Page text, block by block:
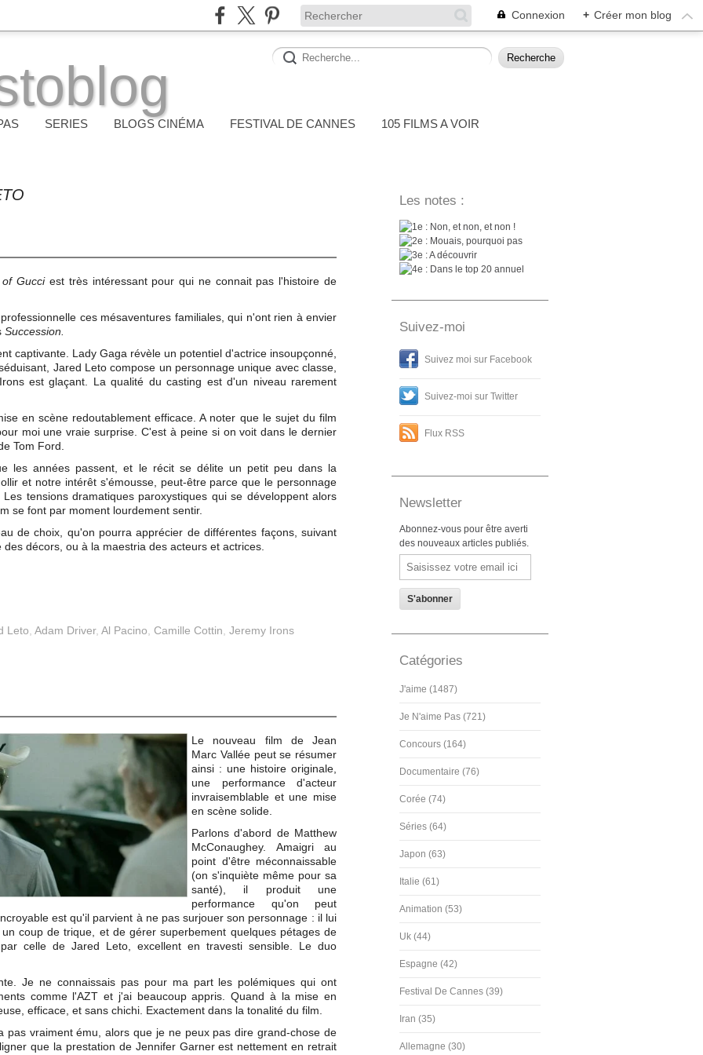
Connexion + Créer mon blog
SERIES BLOGS CINÉMA FESTIVAL DE CANNES 105 FILMS A VOIR
Gucciest très intéressant pour qui ne connait pas l'histoire de
ces mésaventures familiales, qui n'ont rien à envier
Succession.
captivante. Lady Gaga révèle un potentiel d'actrice insoupçonné,
Jared Leto compose un personnage unique avec classe,
est glaçant. La qualité du casting est d'un niveau rarement
en scène redoutablement efficace. A noter que le sujet du film
moi une vraie surprise. C'est à peine si on voit dans le dernier
Tom Ford.
les années passent, et le récit se délite un petit peu dans la
et notre intérêt s'émousse, peut-être parce que le personnage
tensions dramatiques paroxystiques qui se développent alors
se font par moment lourdement sentir.
de choix, qu'on pourra apprécier de différentes façons, suivant
décors, ou à la maestria des acteurs et actrices.
Leto Adam Driver, Al Pacino Camille Cottin Jeremy Irons
Le nouveau film de Jean
Marc Vallée peut se résumer
ainsi : une histoire originale,
une performance d'acteur
invraisemblable et une mise
en scène solide.
Parlons d'abord de Matthew
McConaughey. Amaigri au
point d'être méconnaissable
(on s'inquiète même pour sa
santé), il produit une
performance qu'on peut
est qu'il parvient à ne pas surjouer son personnage : il lui
coup de trique, et de gérer superbement quelques pétages de
celle de Jared Leto, excellent en travesti sensible. Le duo
Je ne connaissais pas pour ma part les polémiques qui ont
comme l'AZT et j'ai beaucoup appris. Quand à la mise en
efficace, et sans chichi. Exactement dans la tonalité du film.
pas vraiment ému, alors que je ne peux pas dire grand-chose de
que la prestation de Jennifer Garner est nettement en retrait
Les notes :
: Non, et non, et non !
: Mouais, pourquoi pas
: A découvrir
: Dans le top 20 annuel
Suivez-moi
Suivez moi sur Facebook
Suivez-moi sur Twitter
Flux RSS
Newsletter
Abonnez-vous pour être averti
des nouveaux articles publiés.
Email
Catégories
J'aime (1487)
Je N'aime Pas (721)
Concours (164)
Documentaire (76)
Corée (74)
Séries (64)
Japon (63)
Italie (61)
Animation (53)
Uk (44)
Espagne (42)
Festival De Cannes (39)
Iran (35)
Allemagne (30)